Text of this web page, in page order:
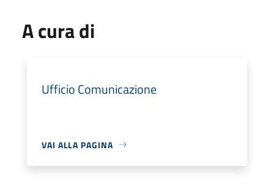
A cura di
Ufficio Comunicazione
VAI ALLA PAGINA